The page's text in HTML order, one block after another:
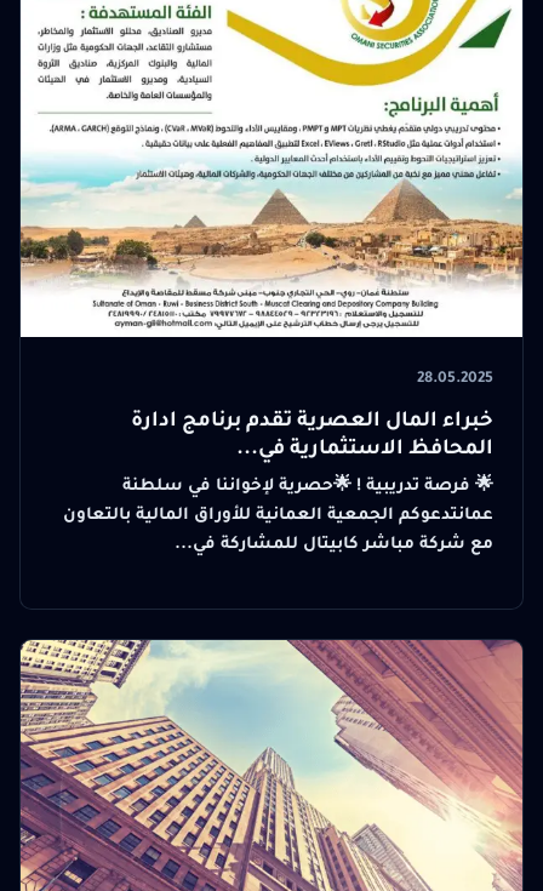
28.05.2025
خبراء المال العصرية تقدم برنامج ادارة
المحافظ الاستثمارية في...
🌟 فرصة تدريبية ! 🌟حصرية لإخواننا في سلطنة
عمانتدعوكم الجمعية العمانية للأوراق المالية بالتعاون
مع شركة مباشر كابيتال للمشاركة في...